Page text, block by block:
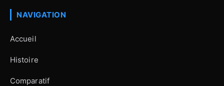
NAVIGATION
Accueil
Histoire
Comparatif